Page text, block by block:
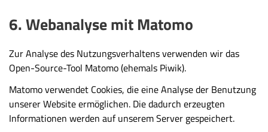
6. Webanalyse mit Matomo
Zur Analyse des Nutzungsverhaltens verwenden wir das
Open-Source-Tool Matomo (ehemals Piwik).
Matomo verwendet Cookies, die eine Analyse der Benutzung
unserer Website ermöglichen. Die dadurch erzeugten
Informationen werden auf unserem Server gespeichert.